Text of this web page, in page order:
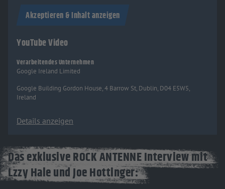
Akzeptieren & Inhalt anzeigen
YouTube Video
Verarbeitendes Unternehmen
Google Ireland Limited
Google Building Gordon House, 4 Barrow St, Dublin, D04 E5W5,
Ireland
Details anzeigen
Das exklusive ROCK ANTENNE Interview mit
Lzzy Hale und Joe Hottinger: